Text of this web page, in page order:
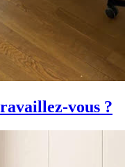
vous ?